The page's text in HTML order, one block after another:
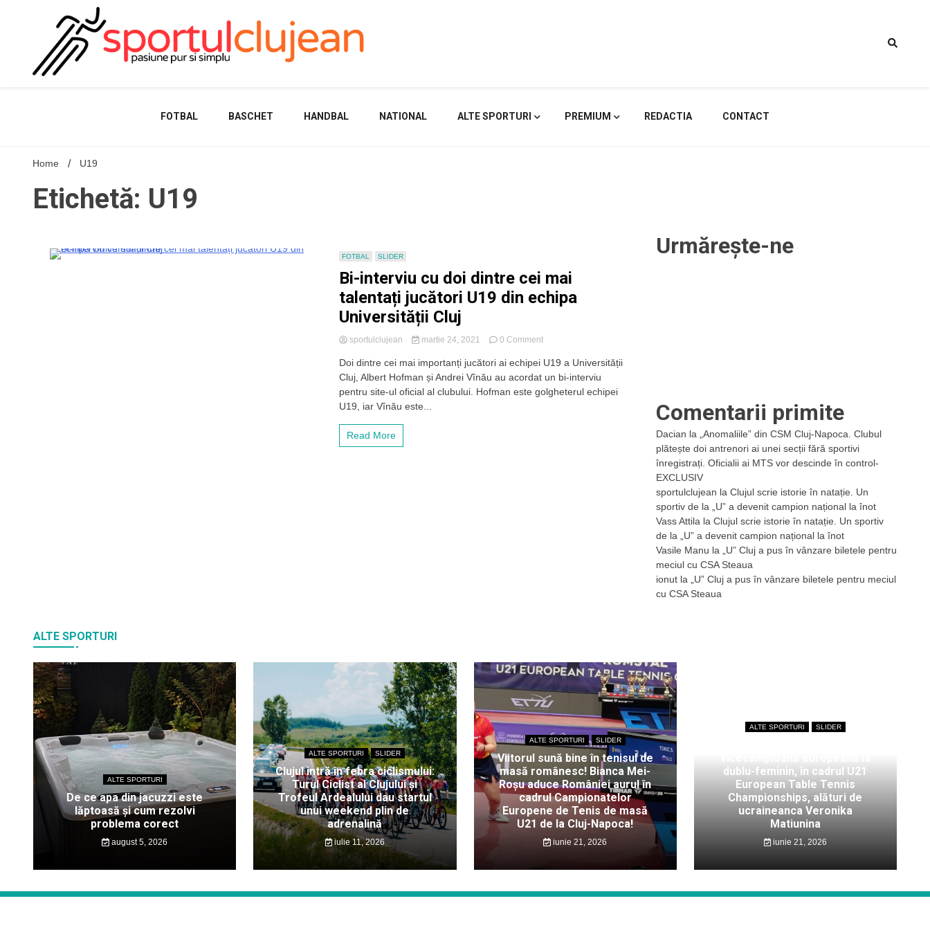
FOTBAL BASCHET HANDBAL NATIONAL ALTE SPORTURI PREMIUM REDACTIA CONTACT
Home U19
Etichetă: U19
FOTBAL SLIDER
Bi-interviu cu doi dintre cei mai
talentați jucători U19 din echipa
Universității Cluj
sportulclujean martie 24, 2021 0 Commenton
interviu
cu
doi
Doi dintre cei mai importanți jucători ai echipei U19 a Universității
Cluj, Albert Hofman și Andrei Vînău au acordat un bi-interviu
pentru site-ul oficial al clubului. Hofman este golgheterul echipei
U19, iar Vînău este...
Read More
Urmărește-ne
Comentarii primite
Dacian la
„Anomaliile” din CSM Cluj-Napoca. Clubul
plătește doi antrenori ai unei secții fără sportivi
înregistrați. Oficialii ai MTS vor descinde în control-
EXCLUSIV
sportulclujean la Clujul scrie istorie în natație. Un
sportiv de la „U” a devenit campion național la înot
Vass Attila la Clujul scrie istorie în natație. Un sportiv
de la „U” a devenit campion național la înot
Vasile Manu la
„U” Cluj a pus în vânzare biletele pentru
meciul cu CSA Steaua
ionut la
„U” Cluj a pus în vânzare biletele pentru meciul
cu CSA Steaua
ALTE SPORTURI
ALTE SPORTURI
De ce apa din jacuzzi este
lăptoasă și cum rezolvi
problema corect
august 5, 2026
ALTE SPORTURI SLIDER
Clujul intră în febra ciclismului:
Turul Ciclist al Clujului și
Trofeul Ardealului dau startul
unui weekend plin de
adrenalină
iulie 11, 2026
ALTE SPORTURI SLIDER
Viitorul sună bine în tenisul de
masă românesc! Bianca Mei-
Roșu aduce României aurul în
cadrul Campionatelor
Europene de Tenis de masă
U21 de la Cluj-Napoca!
iunie 21, 2026
ALTE SPORTURI SLIDER
dublu-feminin, în cadrul U21
European Table Tennis
Championships, alături de
ucraineanca Veronika
Matiunina
iunie 21, 2026